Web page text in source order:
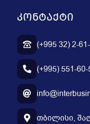
ᲙᲝᲜᲢᲐᲥᲢᲘ
(+995 32) 2-
(+995) 551-
თბილისი,